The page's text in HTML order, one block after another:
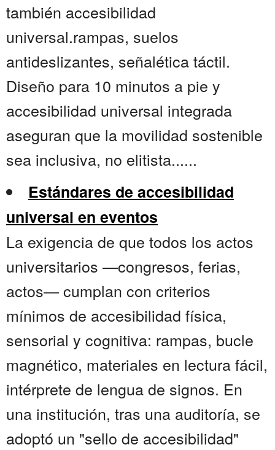
también accesibilidad
universal.rampas, suelos
antideslizantes, señalética táctil.
Diseño para 10 minutos a pie y
accesibilidad universal integrada
aseguran que la movilidad sostenible
sea inclusiva, no elitista......
Estándares de accesibilidad
universal en eventos
La exigencia de que todos los actos
universitarios —congresos, ferias,
actos— cumplan con criterios
mínimos de accesibilidad física,
sensorial y cognitiva: rampas, bucle
magnético, materiales en lectura fácil,
intérprete de lengua de signos. En
una institución, tras una auditoría, se
adoptó un "sello de accesibilidad"